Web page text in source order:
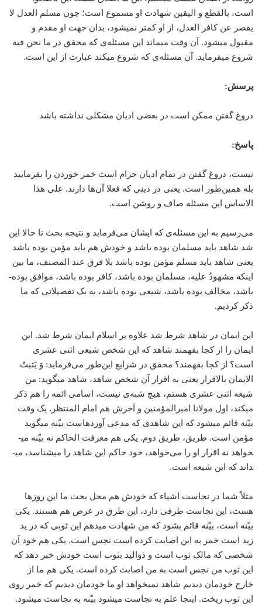
است، بالقطع و الیقین شهادت او مسموع است؛ چون مسلم العدل لا
یقصر عن کافر العدل، از او کمتر نمی­شود، بدان جهت او مقدم و
مقبول می­شود. آن وقت می­ماند این مسئله‌ی که محقق در ما نحن فیه
شروع می­فرماید. آن مسئله‌ی که شروع می­کند عبارت از این است.
پرسش:
دروغ گفتن ممكن است در بعضی ادیان مشكلی نداشته باشد
پاسخ:
نیست، دروغ گفتن در تمام ادیان حرام است خمر خوردن را بفرمایید
بله همین‌طور است. یعنی در دینی كه فعلا آن‌ها دارند. علی هذا
الاساس این مسئله صاف و روشن است.
می‌رسیم به این مسئله‌ی كه ایشان می‌فرماید و نتیجه بحث تا حالا این
شد شاهد باید مسلمان بوده باشد و خودش هم باید مؤمن بوده­ باشد
یعنی شاهد باید مسلم مؤمن بوده باشد بلا فرق عند المصنف، ما بین
اینکه مشهودُ علیه، مسلمان بوده­ باشد، کافر بوده ­باشد، موافق بوده­
باشد، مخالف بوده ­باشد، شیعی بوده ­باشد، به یک تفصیلاتی که ما
ذکر کردیم.
این ایمان در شاهد شرط شد علاوه بر اسلام ایمان شرط شد. این
ایمان را از کجا بفهمند شاهد که این شخص شیعی اثنی عشری
است؟ از کجا بفهمند؟ محقق در شرایع این‌طور می‌فرماید: وَ یَثبتُ
الایمان بالاقرار یعنی به اقرار آن شخص شاهد، شاهد می­گوید: من
شیعه اثنی عشری هستم، هیچ شبه‌ی نیست، اسامی ائمه را هم ذکر
می­کند، اول مولانا امیرالمؤمنین و آخرش هم امام المنتظر. یک وقت
بیّنه قائم می­شود که این شاهدی که مدعی آورده­است بیّنه می­گوید
مؤمن است. طریق، طریق دوم. یکی هم معرفت الحاکم نه بیّنه می­
خواهد نه اقرار او را می‌خواهد، خود حاکم این شاهد را می­شناسد، می­
داند كه این شیعه است.
مثلاً شما در نجاست اشیاء که خودش هم محل بحث ما این روزها
هست، این نجاست طرقی دارد، این طرق در عرض هم هستند. یکی
بیّنه است، بیّنه قائم بشود که من شهادت می­دهم این ثوبی که در ید
زید است خمر به این اصابت کرده است نجس است. یکی هم خود آن
شخصی که مالک ثوب است و ذوالید بثوب است خودش خبر دهد که
این ثوب من نجس است به من اصابت کرده است. یکی هم ما از
خارج خودمان دیدیم شاهد نمی­خواهد او ما خودمان دیدیم که خمر روی
این ثوب ریخت. اینجا علم به نجاست می­شود بیّنه به نجاست می­شود.